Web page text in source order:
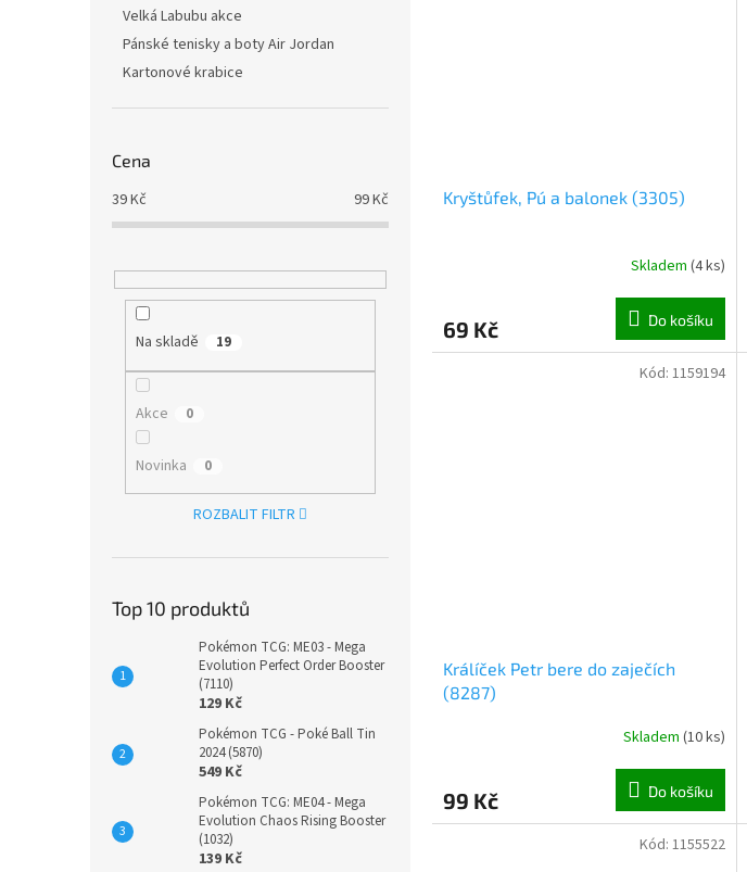
Velká Labubu akce
Pánské tenisky a boty Air Jordan
Kartonové krabice
Cena
39Kč 99Kč
Na skladě 19
Akce 0
Novinka 0
ROZBALIT FILTR
Top 10 produktů
Pokémon TCG: ME03 - Mega
Evolution Perfect Order Booster
(7110)
129 Kč
Pokémon TCG - Poké Ball Tin
2024 (5870)
549 Kč
Pokémon TCG: ME04 - Mega
Evolution Chaos Rising Booster
(1032)
139 Kč
Kryštůfek, Pú a balonek (3305)
Skladem (4 ks)
69 Kč Do košíku
Králíček Petr bere do zaječích
(8287)
Skladem (10 ks)
99 Kč Do košíku
Kód: 1159194
Kód: 1155522